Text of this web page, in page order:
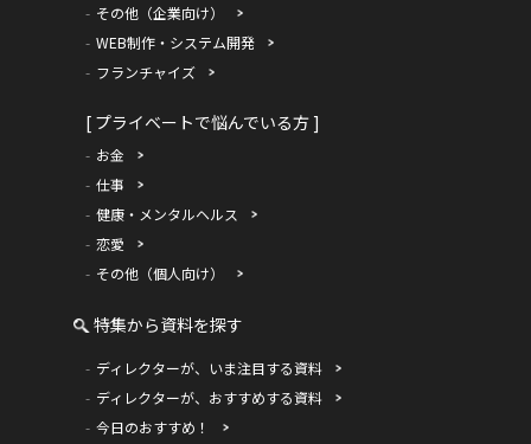
その他（企業向け）
WEB制作・システム開発
フランチャイズ
[ プライベートで悩んでいる方 ]
お金
仕事
健康・メンタルヘルス
恋愛
その他（個人向け）
特集から資料を探す
ディレクターが、いま注目する資料
ディレクターが、おすすめする資料
今日のおすすめ！